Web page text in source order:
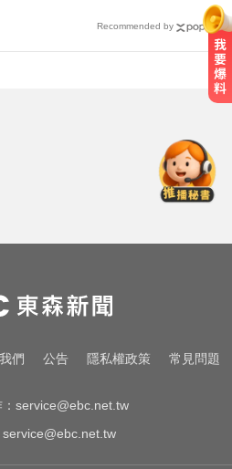
Recommended by
認了想報復
手？醫揭長輩防骨
出爐！ 2縣市風力
們 公告 隱私權政策 常見問題
service@ebc.net.tw
service@ebc.net.tw